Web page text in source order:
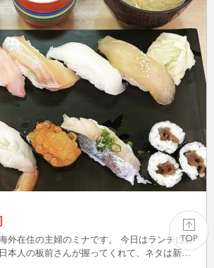
本人の板前さんが握ってくれて、ネタは新鮮